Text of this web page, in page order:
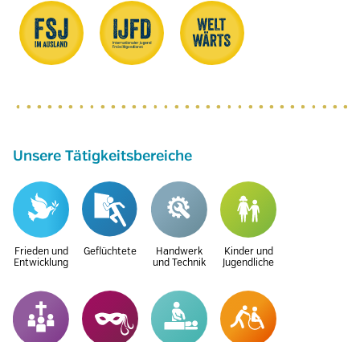
Unsere Tätigkeitsbereiche
Frieden und
Entwicklung
Geflüchtete
Handwerk
und Technik
Kinder und
Jugendliche